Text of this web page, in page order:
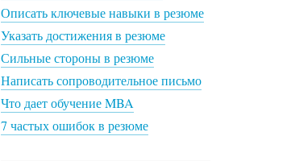
Описать ключевые навыки в резюме
Указать достижения в резюме
Сильные стороны в резюме
Написать сопроводительное письмо
Что дает обучение MBA
7 частых ошибок в резюме